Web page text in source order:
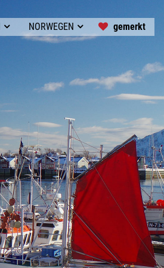
NORWEGEN gemerkt